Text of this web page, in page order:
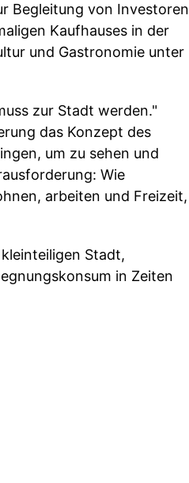
Begleitung von Investoren
Kaufhauses in der
und Gastronomie unter
zur Stadt werden."
das Konzept des
um zu sehen und
Wie
arbeiten und Freizeit,
Stadt,
in Zeiten